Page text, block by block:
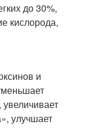
до 30%,
кислорода,
и
улучшает